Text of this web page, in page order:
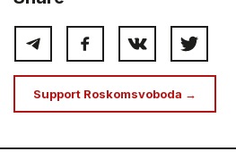
Support Roskomsvoboda →